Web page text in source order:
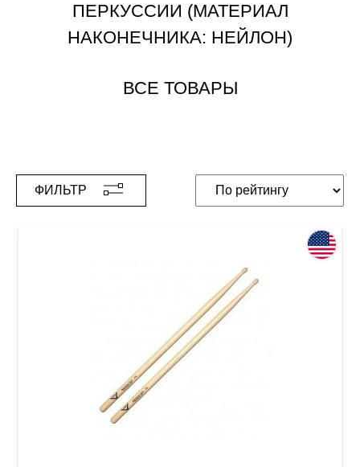
ПЕРКУССИИ (МАТЕРИАЛ
НАКОНЕЧНИКА: НЕЙЛОН)
ВСЕ ТОВАРЫ
ФИЛЬТР